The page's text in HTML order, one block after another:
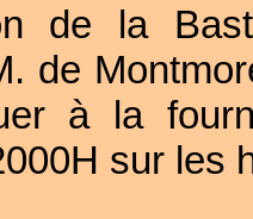
de la
de
à la
sur les